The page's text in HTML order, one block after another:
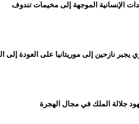
الإنسانية الموجهة إلى مخيمات تندوف
يجبر نازحين إلى موريتانيا على العودة إلى
جلالة الملك في مجال الهجرة